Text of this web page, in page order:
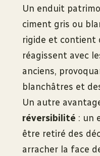
Un enduit
ciment gris ou
rigide et contient
réagissent avec
anciens,
blanchâtres et
Un autre
réversibilité : un
être retiré des
arracher la face